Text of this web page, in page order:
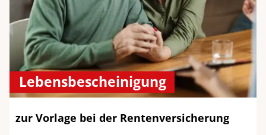
Lebensbescheinigung
zur Vorlage bei der Rentenversicherung